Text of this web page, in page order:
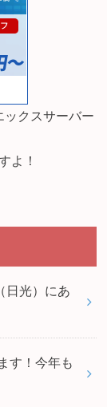
ックスサーバー
よ！
日光）にあ
す！今年も